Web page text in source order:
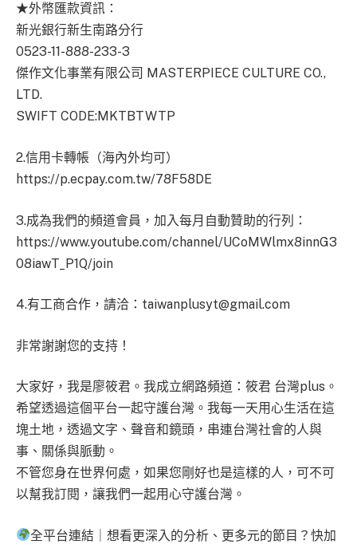
★外幣匯款資訊：
新光銀行新生南路分行
0523-11-888-233-3
傑作文化事業有限公司 MASTERPIECE CULTURE CO.,
LTD.
SWIFT CODE:MKTBTWTP
2.信用卡轉帳（海內外均可）
https://p.ecpay.com.tw/78F58DE
3.成為我們的頻道會員，加入每月自動贊助的行列：
https://www.youtube.com/channel/UCoMWlmx8innG3
08iawT_P1Q/join
4.有工商合作，請洽： taiwanplusyt@gmail.com
非常謝謝您的支持！
大家好，我是廖筱君。我成立網路頻道：筱君 台灣plus。
希望透過這個平台一起守護台灣。我每一天用心生活在這
塊土地，透過文字、聲音和鏡頭，串連台灣社會的人與
事、關係與脈動。
不管您身在世界何處，如果您剛好也是這樣的人，可不可
以幫我訂閱，讓我們一起用心守護台灣。
全平台連結｜想看更深入的分析、更多元的節目？快加